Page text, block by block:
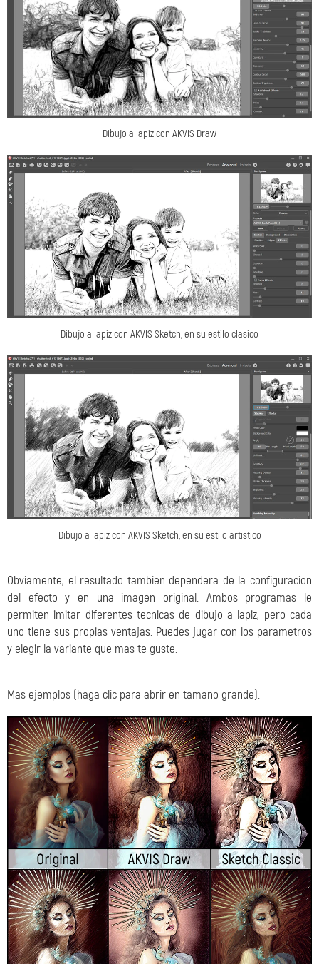
Dibujo a lapiz con AKVIS Draw
Dibujo a lapiz con AKVIS Sketch, en su estilo clasico
Dibujo a lapiz con AKVIS Sketch, en su estilo artistico
Obviamente, el resultado tambien dependera de la configuracion
del efecto y en una imagen original. Ambos programas le
permiten imitar diferentes tecnicas de dibujo a lapiz, pero cada
uno tiene sus propias ventajas. Puedes jugar con los parametros
y elegir la variante que mas te guste.
Mas ejemplos (haga clic para abrir en tamano grande):